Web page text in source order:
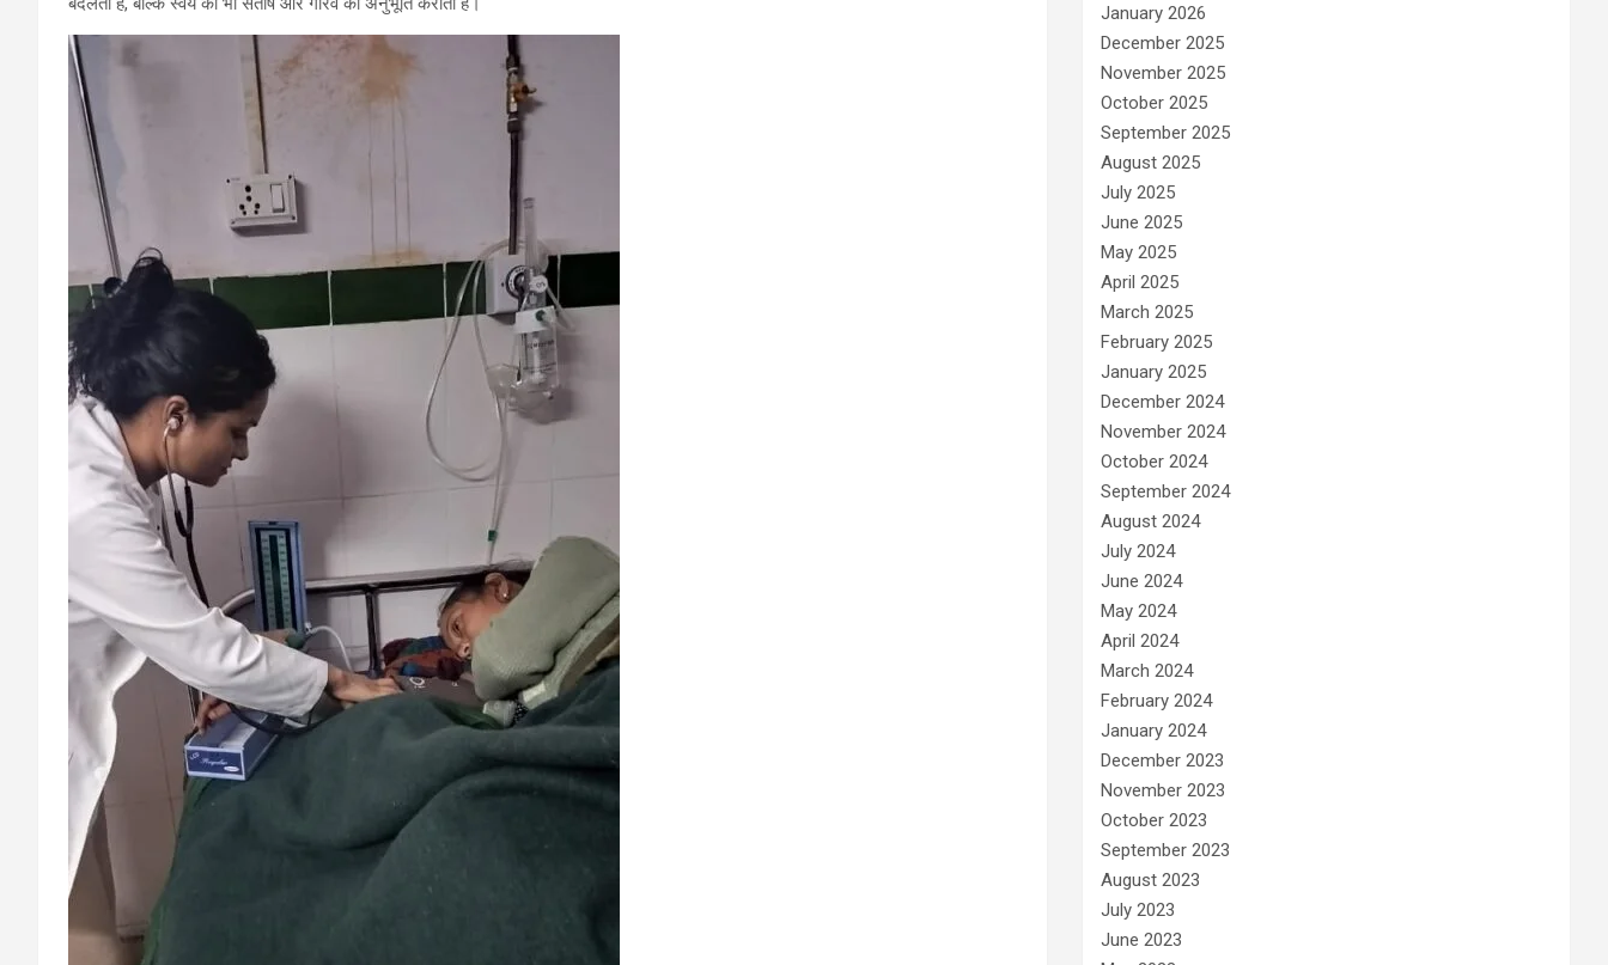
January 2026
December 2025
November 2025
October 2025
September 2025
August 2025
July 2025
June 2025
May 2025
April 2025
March 2025
February 2025
January 2025
December 2024
November 2024
October 2024
September 2024
August 2024
July 2024
June 2024
May 2024
April 2024
March 2024
February 2024
January 2024
December 2023
November 2023
October 2023
September 2023
August 2023
July 2023
June 2023